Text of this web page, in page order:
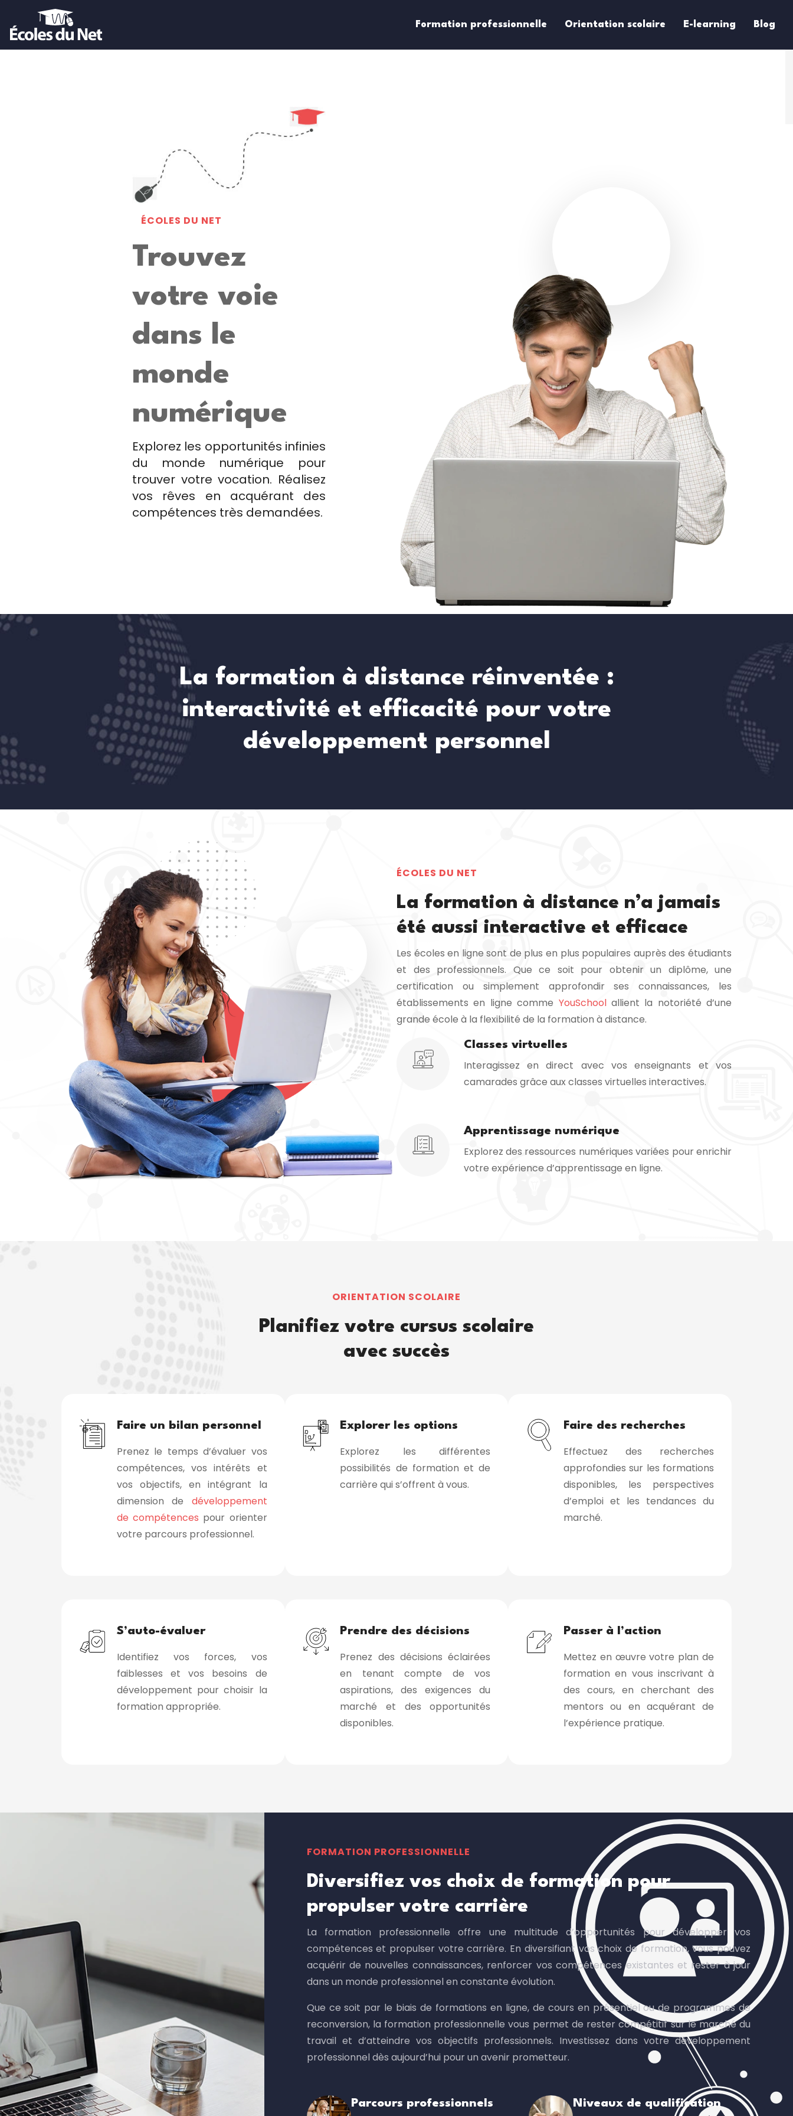
Formation professionnelle Orientation scolaire E-learning Blog
ÉCOLES DU NET
Trouvez
votre voie
dans le
monde
numérique
Explorez les opportunités infinies
du monde numérique pour
trouver votre vocation. Réalisez
vos rêves en acquérant des
compétences très demandées.
La formation à distance réinventée :
interactivité et efficacité pour votre
développement personnel
ÉCOLES DU NET
La formation à distance n’a jamais
été aussi interactive et efficace
Les écoles en ligne sont de plus en plus populaires auprès des étudiants
et des professionnels. Que ce soit pour obtenir un diplôme, une
certification ou simplement approfondir ses connaissances, les
établissements en ligne comme YouSchoolallient la notoriété d’une
grande école à la flexibilité de la formation à distance.
Classes virtuelles
Interagissez en direct avec vos enseignants et vos
camarades grâce aux classes virtuelles interactives.
Apprentissage numérique
Explorez des ressources numériques variées pour enrichir
votre expérience d’apprentissage en ligne.
ORIENTATION SCOLAIRE
Planifiez votre cursus scolaire
avec succès
Faire un bilan personnel
Prenez le temps d’évaluer vos
compétences, vos intérêts et
vos objectifs, en intégrant la
dimension de développement
de compétences pour orienter
votre parcours professionnel.
Explorer les options
Explorez les différentes
possibilités de formation et de
carrière qui s’offrent à vous.
Faire des recherches
Effectuez des recherches
approfondies sur les formations
disponibles, les perspectives
d’emploi et les tendances du
marché.
S’auto-évaluer
Identifiez vos forces, vos
faiblesses et vos besoins de
développement pour choisir la
formation appropriée.
Prendre des décisions
Prenez des décisions éclairées
en tenant compte de vos
aspirations, des exigences du
marché et des opportunités
disponibles.
Passer à l’action
Mettez en œuvre votre plan de
formation en vous inscrivant à
des cours, en cherchant des
mentors ou en acquérant de
l’expérience pratique.
FORMATION PROFESSIONNELLE
Diversifiez vos choix de formation pour
propulser votre carrière
La formation professionnelle offre une multitude d’opportunités pour développer vos
compétences et propulser votre carrière. En diversifiant vos choix de formation, vous pouvez
acquérir de nouvelles connaissances, renforcer vos compétences existantes et rester à jour
dans un monde professionnel en constante évolution.
Que ce soit par le biais de formations en ligne, de cours en présentiel ou de programmes de
reconversion, la formation professionnelle vous permet de rester compétitif sur le marché du
travail et d’atteindre vos objectifs professionnels. Investissez dans votre développement
professionnel dès aujourd’hui pour un avenir prometteur.
Parcours professionnels Niveaux de qualification